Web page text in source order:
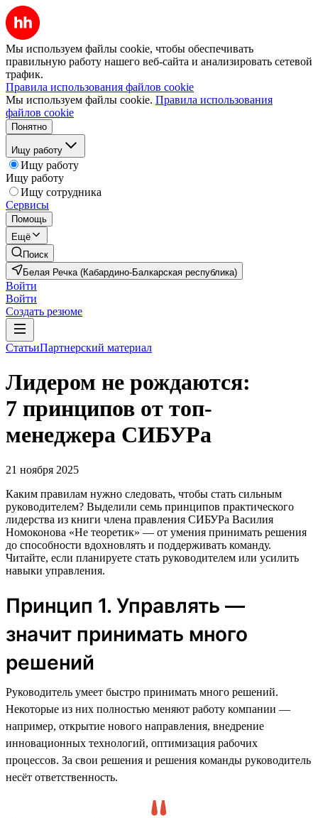
Мы используем файлы cookie, чтобы обеспечивать
правильную работу нашего веб-сайта и анализировать сетевой
трафик.
Правила использования файлов cookie
Мы используем файлы cookie. Правила использования
файлов cookie
Понятно
Ищу работу
Ищу работу
Ищу работу
Ищу сотрудника
Сервисы
Помощь
Ещё
Поиск
Белая Речка (Кабардино-Балкарская республика)
Войти
Войти
Создать резюме
СтатьиПартнерский материал
Лидером не рождаются:
7 принципов от топ-
менеджера СИБУРа
21 ноября 2025
Каким правилам нужно следовать, чтобы стать сильным
руководителем? Выделили семь принципов практического
лидерства из книги члена правления СИБУРа Василия
Номоконова «Не теоретик» — от умения принимать решения
до способности вдохновлять и поддерживать команду.
Читайте, если планируете стать руководителем или усилить
навыки управления.
Принцип 1. Управлять —
значит принимать много
решений
Руководитель умеет быстро принимать много решений.
Некоторые из них полностью меняют работу компании —
например, открытие нового направления, внедрение
инновационных технологий, оптимизация рабочих
процессов. За свои решения и решения команды руководитель
несёт ответственность.